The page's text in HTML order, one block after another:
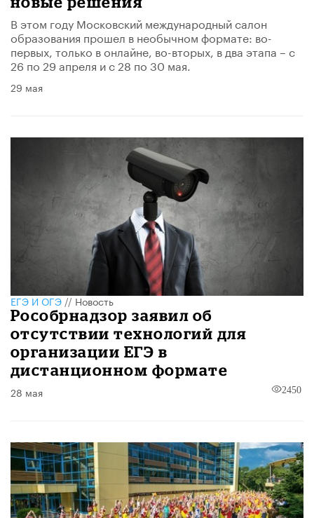
В этом году Московский международный салон
образования прошел в необычном формате: во-
первых, только в онлайне, во-вторых, в два этапа – с
26 по 29 апреля и с 28 по 30 мая.
29 мая
ЕГЭ И ОГЭ//Новость
Рособрнадзор заявил об
отсутствии технологий для
организации ЕГЭ в
дистанционном формате
28 мая 2450